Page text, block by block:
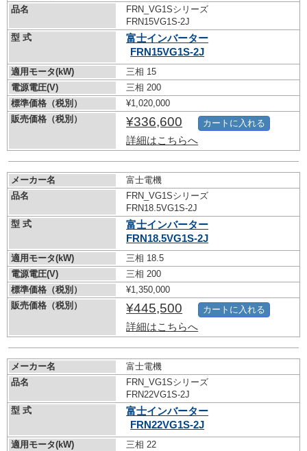
品名
FRN_VG1Sシリーズ
FRN15VG1S-2J
型 式
富士インバーター
FRN15VG1S-2J
適用モータ(kW)
三相 15
電源電圧(V)
三相 200
標準価格（税別）
¥1,020,000
販売価格（税別）
¥336,600
詳細はこちらへ
カートに入れる
メーカー名
富士電機
品名
FRN_VG1Sシリーズ
FRN18.5VG1S-2J
型 式
富士インバーター
FRN18.5VG1S-2J
適用モータ(kW)
三相 18.5
電源電圧(V)
三相 200
標準価格（税別）
¥1,350,000
販売価格（税別）
¥445,500
詳細はこちらへ
カートに入れる
メーカー名
富士電機
品名
FRN_VG1Sシリーズ
FRN22VG1S-2J
型 式
富士インバーター
FRN22VG1S-2J
適用モータ(kW)
三相 22